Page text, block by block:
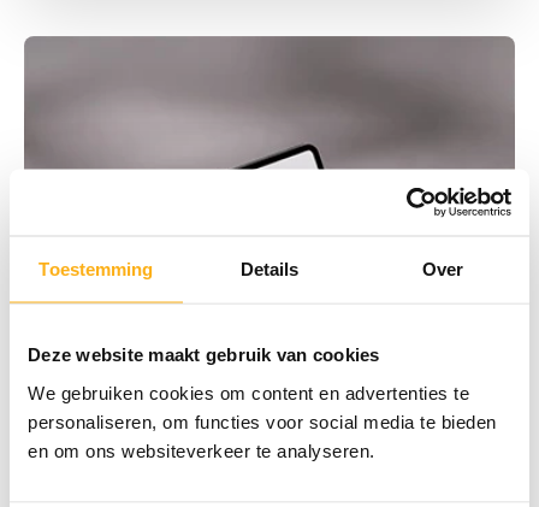
Toestemming Details Over
Deze website maakt gebruik van cookies
We gebruiken cookies om content en advertenties te
personaliseren, om functies voor social media te bieden
en om ons websiteverkeer te analyseren.